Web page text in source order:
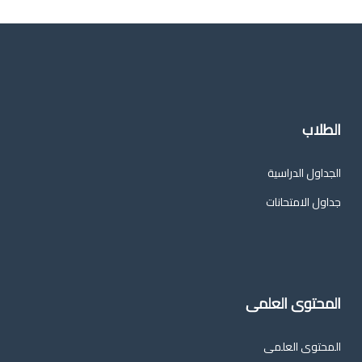
الطلاب
الجداول الدراسية
جداول الامتحانات
المحتوى العلمى
المحتوى العلمى